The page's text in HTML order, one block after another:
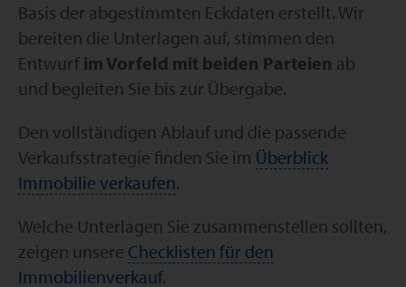
Basis der abgestimmten Eckdaten erstellt. Wir
bereiten die Unterlagen auf, stimmen den
Entwurf im Vorfeld mit beiden Parteien ab
und begleiten Sie bis zur Übergabe.
Den vollständigen Ablauf und die passende
Verkaufsstrategie finden Sie im Überblick
Immobilie verkaufen.
Welche Unterlagen Sie zusammenstellen sollten,
zeigen unsere Checklisten für den
Immobilienverkauf.